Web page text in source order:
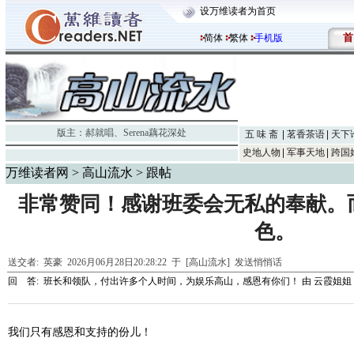
设万维读者为首页
简体 繁体 手机版 首
版主： 郝就唱、 Serena藕花深处 五 味 斋 茗香茶语
天下
史地人物
军事天地 跨国
万维读者网 > 高山流水 > 跟帖
非常赞同！感谢班委会无私的奉献
色。
送交者: 英豪 2026月06月28日20:28:22 于 [高山流水] 发送悄悄话
回 答: 班长和领队，付出许多个人时间，为娱乐高山，感恩有你们！ 由 云霞姐姐
我们只有感恩和支持的份儿！